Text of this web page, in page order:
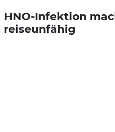
HNO-Infektion
reiseunfähig